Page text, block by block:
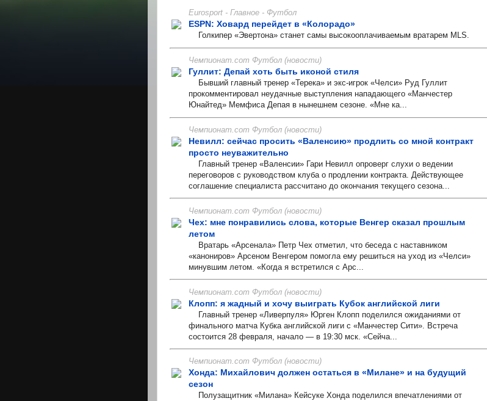
Eurosport - Главное - Футбол
ESPN: Ховард перейдет в «Колорадо»
Голкипер «Эвертона» станет самы высокооплачиваемым вратарем MLS.
Чемпионат.com Футбол (новости)
Гуллит: Депай хоть быть иконой стиля
Бывший главный тренер «Терека» и экс-игрок «Челси» Руд Гуллит
прокомментировал неудачные выступления нападающего «Манчестер
Юнайтед» Мемфиса Депая в нынешнем сезоне. «Мне ка...
Чемпионат.com Футбол (новости)
Невилл: сейчас просить «Валенсию» продлить со мной контракт
просто неуважительно
Главный тренер «Валенсии» Гари Невилл опроверг слухи о ведении
переговоров с руководством клуба о продлении контракта. Действующее
соглашение специалиста рассчитано до окончания текущего сезона...
Чемпионат.com Футбол (новости)
Чех: мне понравились слова, которые Венгер сказал прошлым
летом
Вратарь «Арсенала» Петр Чех отметил, что беседа с наставником
«канониров» Арсеном Венгером помогла ему решиться на уход из «Челси»
минувшим летом. «Когда я встретился с Арс...
Чемпионат.com Футбол (новости)
Клопп: я жадный и хочу выиграть Кубок английской лиги
Главный тренер «Ливерпуля» Юрген Клопп поделился ожиданиями от
финального матча Кубка английской лиги с «Манчестер Сити». Встреча
состоится 28 февраля, начало — в 19:30 мск. «Сейча...
Чемпионат.com Футбол (новости)
Хонда: Михайлович должен остаться в «Милане» и на будущий
сезон
Полузащитник «Милана» Кейсуке Хонда поделился впечатлениями от